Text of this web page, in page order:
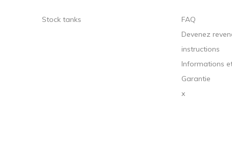
Stock tanks
FAQ
Devenez
instructions
Informations
Garantie
x